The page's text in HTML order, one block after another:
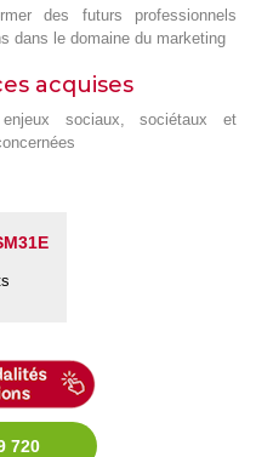
des futurs professionnels
dans le domaine du marketing
acquises
sociaux, sociétaux et
720